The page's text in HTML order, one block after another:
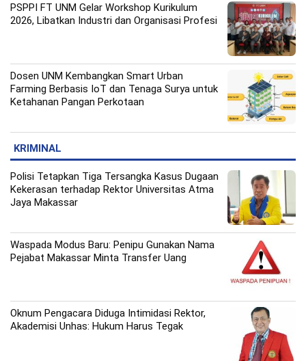
PSPPI FT UNM Gelar Workshop Kurikulum
2026, Libatkan Industri dan Organisasi Profesi
Dosen UNM Kembangkan Smart Urban
Farming Berbasis IoT dan Tenaga Surya untuk
Ketahanan Pangan Perkotaan
KRIMINAL
Polisi Tetapkan Tiga Tersangka Kasus Dugaan
Kekerasan terhadap Rektor Universitas Atma
Jaya Makassar
Waspada Modus Baru: Penipu Gunakan Nama
Pejabat Makassar Minta Transfer Uang
Oknum Pengacara Diduga Intimidasi Rektor,
Akademisi Unhas: Hukum Harus Tegak